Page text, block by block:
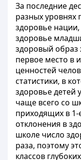
За последние
разных
здоровье
здоровье
здоровый образ
первое место в
ценностей
статистики, в
здоровье детей
чаще всего со
приходящих в
отклонения в
школе число
раза, поэтому
классов